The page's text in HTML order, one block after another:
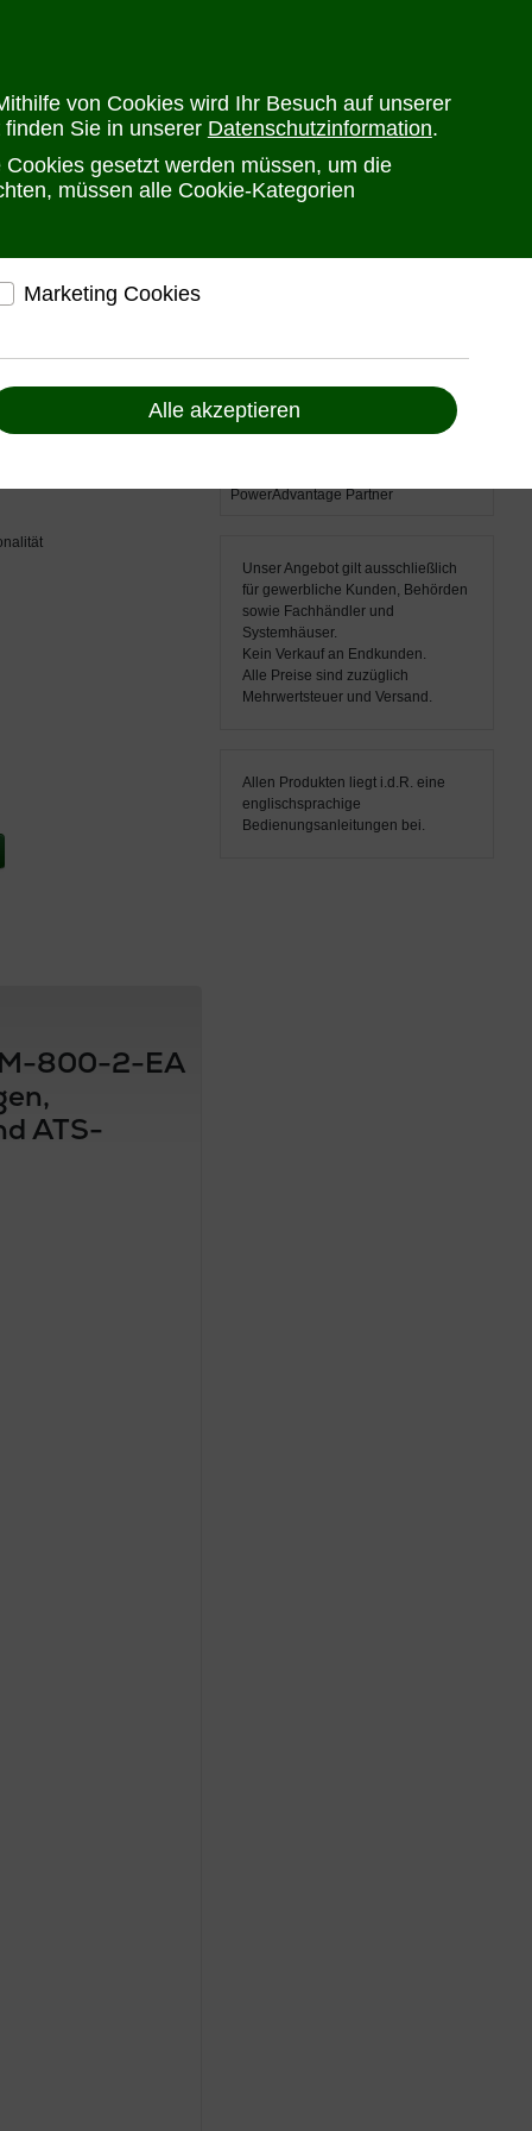
von Cookies wird Ihr Besuch auf unserer
Sie in unserer Datenschutzinformation.
gesetzt werden müssen, um die
müssen alle Cookie-Kategorien
Marketing Cookies
Angebote und Services anbieten zu
können
Liefern Anzeigen, die zu Ihren Interessen passen
Alle akzeptieren
PRODUKTE HERSTELLER ANSPRECHPARTNER
Konsole +
800-2-EA
ATS-
Unser Angebot gilt ausschließlich
für gewerbliche Kunden, Behörden
sowie Fachhändler und
Systemhäuser.
Kein Verkauf an Endkunden.
Alle Preise sind zuzüglich
Mehrwertsteuer und Versand.
Allen Produkten liegt i.d.R. eine
englischsprachige
Bedienungsanleitungen bei.